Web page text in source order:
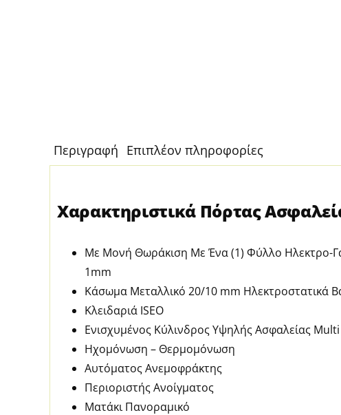
Περιγραφή Επιπλέον πληροφορίες
Χαρακτηριστικά Πόρτας
Με Μονή Θωράκιση Με Ένα (1) Φύλλο Ηλεκτρο-
1mm
Κάσωμα Μεταλλικό 20/10 mm Ηλεκτροστατικά
Κλειδαριά ISEO
Ενισχυμένος Κύλινδρος Υψηλής Ασφαλείας
Ηχομόνωση – Θερμομόνωση
Αυτόματος Ανεμοφράκτης
Περιοριστής Ανοίγματος
Ματάκι Πανοραμικό